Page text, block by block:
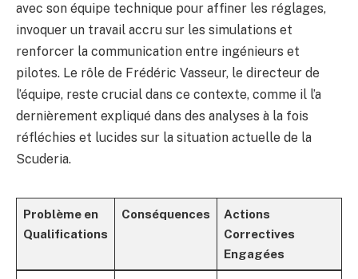
avec son équipe technique pour affiner les réglages,
invoquer un travail accru sur les simulations et
renforcer la communication entre ingénieurs et
pilotes. Le rôle de Frédéric Vasseur, le directeur de
l’équipe, reste crucial dans ce contexte, comme il l’a
dernièrement expliqué dans des analyses à la fois
réfléchies et lucides sur la situation actuelle de la
Scuderia.
Problème en
Qualifications
Conséquences
Actions
Correctives
Engagées